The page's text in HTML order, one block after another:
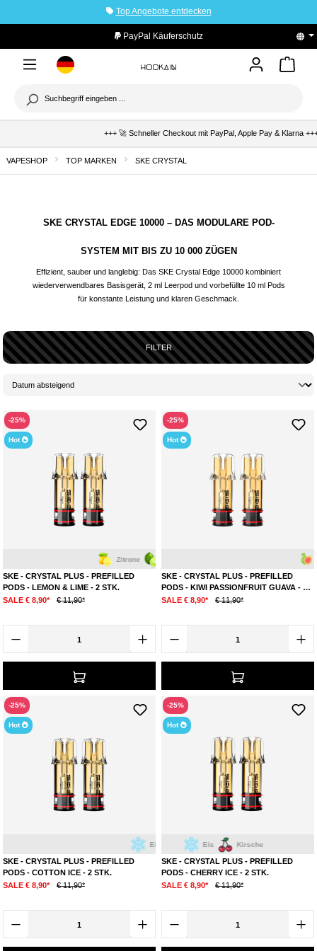
Top Angebote entdecken
PayPal Käuferschutz
+++ 🚀 Schneller Checkout mit PayPal, Apple Pay & Klarna +++ 🛡️
VAPESHOP TOP MARKEN SKE CRYSTAL
SKE CRYSTAL EDGE 10000 – DAS MODULARE POD-
SYSTEM MIT BIS ZU 10 000 ZÜGEN
Effizient, sauber und langlebig: Das SKE Crystal Edge 10000 kombiniert
wiederverwendbares Basisgerät, 2 ml Leerpod und vorbefüllte 10 ml Pods
für konstante Leistung und klaren Geschmack.
FILTER
-25%
Hot
Limette
SKE - CRYSTAL PLUS - PREFILLED
PODS - LEMON & LIME - 2 STK.
SALE € 8,90*
€ 11,90*
-25%
Hot
SKE - CRYSTAL PLUS - PREFILLED
PODS - KIWI PASSIONFRUIT GUAVA - 2
STK.
SALE € 8,90* € 11,90*
-25%
Hot
Zuckerwatte
SKE - CRYSTAL PLUS - PREFILLED
PODS - COTTON ICE - 2 STK.
SALE € 8,90*
€ 11,90*
-25%
Hot
Kirsche
SKE - CRYSTAL PLUS - PREFILLED
PODS - CHERRY ICE - 2 STK.
SALE € 8,90*
€ 11,90*